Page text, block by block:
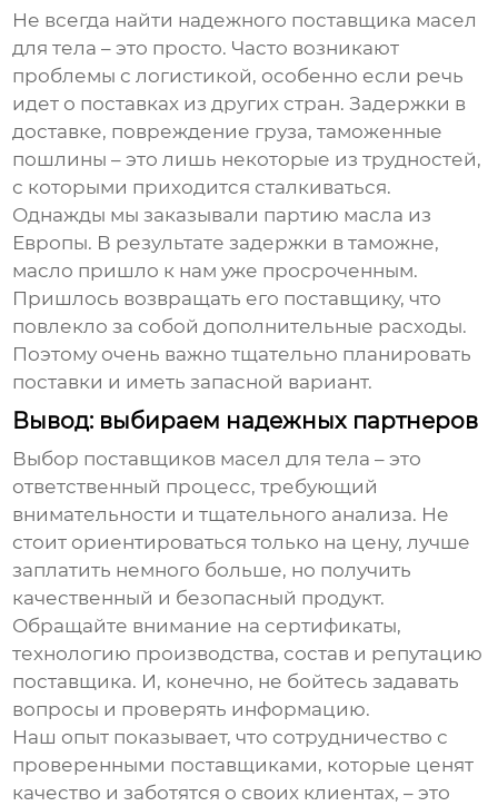
Не всегда найти надежного поставщика масел
для тела – это просто. Часто возникают
проблемы с логистикой, особенно если речь
идет о поставках из других стран. Задержки в
доставке, повреждение груза, таможенные
пошлины – это лишь некоторые из трудностей,
с которыми приходится сталкиваться.
Однажды мы заказывали партию масла из
Европы. В результате задержки в таможне,
масло пришло к нам уже просроченным.
Пришлось возвращать его поставщику, что
повлекло за собой дополнительные расходы.
Поэтому очень важно тщательно планировать
поставки и иметь запасной вариант.
Вывод: выбираем надежных партнеров
Выбор поставщиков масел для тела – это
ответственный процесс, требующий
внимательности и тщательного анализа. Не
стоит ориентироваться только на цену, лучше
заплатить немного больше, но получить
качественный и безопасный продукт.
Обращайте внимание на сертификаты,
технологию производства, состав и репутацию
поставщика. И, конечно, не бойтесь задавать
вопросы и проверять информацию.
Наш опыт показывает, что сотрудничество с
проверенными поставщиками, которые ценят
качество и заботятся о своих клиентах, – это